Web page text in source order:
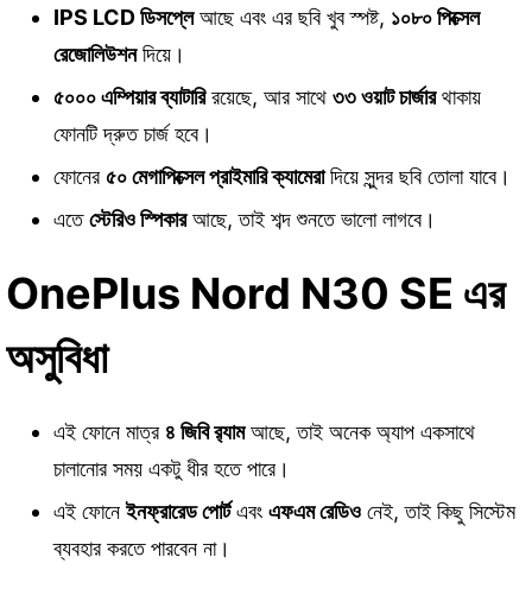
IPS LCD ডিসপ্লেআছে এবং এর ছবি খুব স্পষ্ট, ১০৮০ পিক্সেল
রেজোলিউশনদিয়ে।
৫০০০ এম্পিয়ার ব্যাটারিরয়েছে, আর সাথে ৩৩ ওয়াট চার্জারথাকায়
ফোনটি দ্রুত চার্জ হবে।
ফোনের৫০ মেগাপিক্সেল প্রাইমারি ক্যামেরাদিয়ে সুন্দর ছবি তোলা যাবে।
এতেস্টেরিও স্পিকারআছে, তাই শব্দ শুনতে ভালো লাগবে।
OnePlus Nord N30 SE এর
অসুবিধা
এই ফোনে মাত্র ৪ জিবি র‍্যামআছে, তাই অনেক অ্যাপ একসাথে
চালানোর সময় একটু ধীর হতে পারে।
এই ফোনেইনফ্রারেড পোর্টএবং এফএম রেডিও নেই, তাই কিছু সিস্টেম
ব্যবহার করতে পারবেন না।